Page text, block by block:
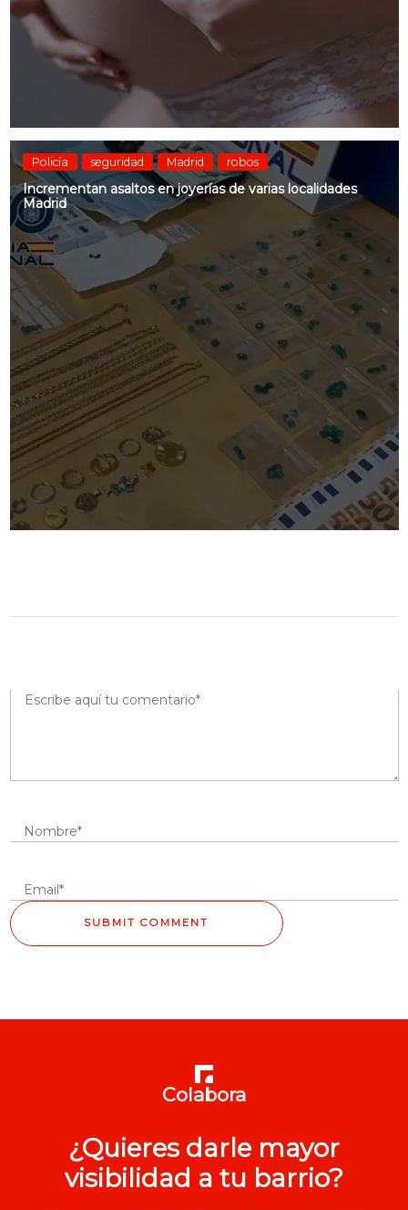
Policía seguridad Madrid robos
Incrementan asaltos en joyerías de varias localidades
Madrid
Colabora
¿Quieres darle mayor
visibilidad a tu barrio?